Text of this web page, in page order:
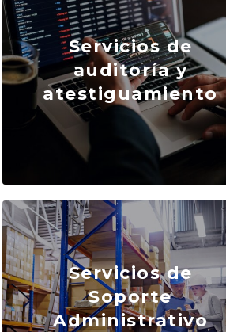
Servicios de
auditoría y
atestiguamiento
Servicios de
Soporte
Administrativo